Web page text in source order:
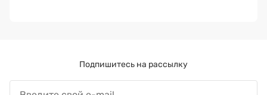
Подпишитесь на рассылку